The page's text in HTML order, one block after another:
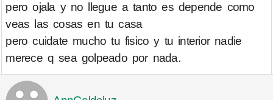
pero ojala y no llegue a tanto es depende como
veas las cosas en tu casa
pero cuidate mucho tu fisico y tu interior nadie
merece q sea golpeado por nada.